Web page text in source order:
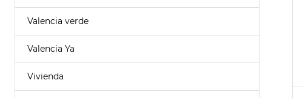
Valencia verde
Valencia Ya
Vivienda